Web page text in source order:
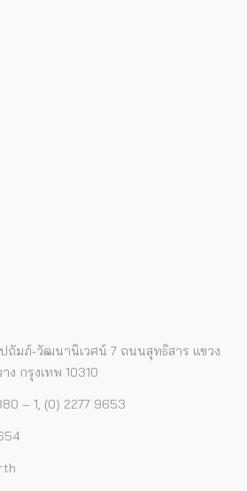
ถัมภ์-วัฒนานิเวศน์ 7 ถนนสุทธิสาร แขวง
ง กรุงเทพ 10310
– 1, (0) 2277 9653